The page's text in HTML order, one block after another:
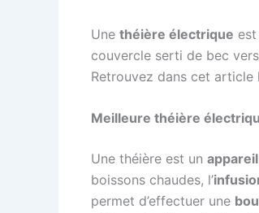
Une théière électrique
couvercle serti de bec
Retrouvez dans cet
Meilleure théière
Une théière est un appareil
boissons chaudes, l’
permet d’effectuer une